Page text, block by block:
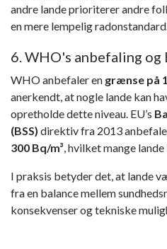
andre lande prioriterer andre
en mere lempelig radonstandard.
6. WHO's anbefaling og
WHO anbefaler en grænse på
anerkendt, at nogle lande kan
opretholde dette niveau. EU’s
(BSS) direktiv fra 2013
300 Bq/m³ , hvilket mange
I praksis betyder det, at lande
fra en balance mellem
konsekvenser og tekniske